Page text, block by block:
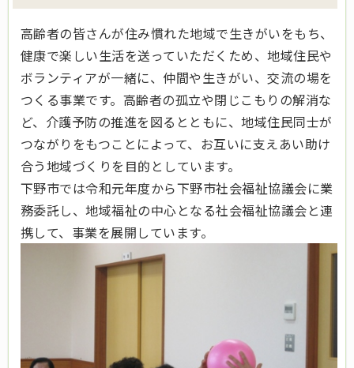
高齢者の皆さんが住み慣れた地域で生きがいをもち、
健康で楽しい生活を送っていただくため、地域住民や
ボランティアが一緒に、仲間や生きがい、交流の場を
つくる事業です。高齢者の孤立や閉じこもりの解消な
ど、介護予防の推進を図るとともに、地域住民同士が
つながりをもつことによって、お互いに支えあい助け
合う地域づくりを目的としています。
下野市では令和元年度から下野市社会福祉協議会に業
務委託し、地域福祉の中心となる社会福祉協議会と連
携して、事業を展開しています。